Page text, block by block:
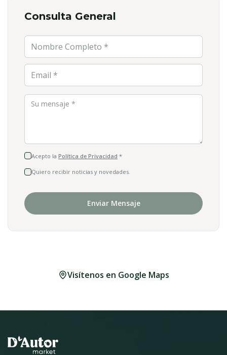
Consulta General
Nombre Completo *
Email *
Su mensaje *
Acepto la Política de Privacidad *
Quiero recibir noticias y novedades.
Enviar Mensaje
Visítenos en Google Maps